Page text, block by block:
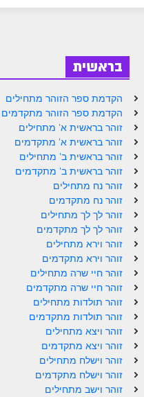
בראשית
הקדמת ספר הזוהר מתחילים
הקדמת ספר הזוהר מתקדמים
זוהר בראשית א' מתחילים
זוהר בראשית א' מתקדמים
זוהר בראשית ב' מתחילים
זוהר בראשית ב' מתקדמים
זוהר נח מתחילים
זוהר נח מתקדמים
זוהר לך לך מתחילים
זוהר לך לך מתקדמים
זוהר וירא מתחילים
זוהר וירא מתקדמים
זוהר חיי שרה מתחילים
זוהר חיי שרה מתקדמים
זוהר תולדות מתחילים
זוהר תולדות מתקדמים
זוהר ויצא מתחילים
זוהר ויצא מתקדמים
זוהר וישלח מתחילים
זוהר וישלח מתקדמים
זוהר וישב מתחילים